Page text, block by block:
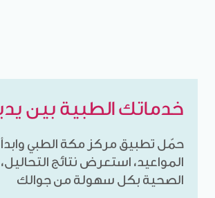
خدماتك الطبية بين
حمّل تطبيق مركز مكة الطبي
المواعيد، استعرض نتائج
الصحية بكل سهولة من جوالك